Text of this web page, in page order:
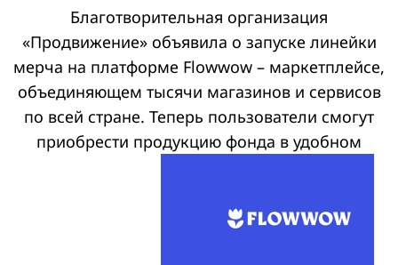
Благотворительная организация
«Продвижение»объявила о запуске линейки
мерча на платформе Flowwow – маркетплейсе,
объединяющем тысячи магазинов и сервисов
по всей стране. Теперь пользователи смогут
приобрести продукцию фонда в удобном